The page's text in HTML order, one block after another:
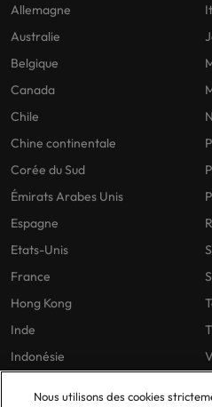
Allemagne
Australie
Belgique
Canada
Chile
Chine continentale
Corée du Sud
Émirats Arabes Unis
Espagne
Etats-Unis
France
Hong Kong
Inde
Indonésie
Nous utilisons des cookies